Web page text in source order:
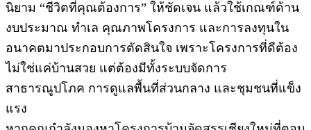
นิยาม “ชีวิตที่คุณต้องการ” ให้ชัดเจน แล้วใช้เกณฑ์ด้าน
งบประมาณ ทำเล คุณภาพโครงการ และการลงทุนใน
อนาคตมาประกอบการตัดสินใจ เพราะโครงการที่ดีต้อง
ไม่ใช่แค่บ้านสวย แต่ต้องมีทั้งระบบจัดการ
สาธารณูปโภค การดูแลพื้นที่ส่วนกลาง และชุมชนที่แข็ง
แรง